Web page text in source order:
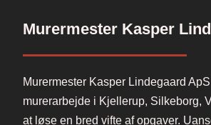
Murermester Kasper
Murermester Kasper Lindegaard
murerarbejde i Kjellerup, Silkeborg,
at løse en bred vifte af opgaver.